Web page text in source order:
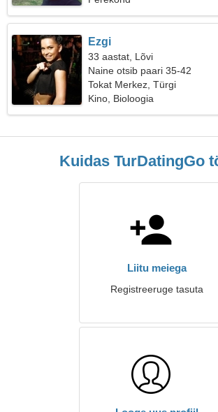
Ezgi
33 aastat, Lõvi
Naine otsib paari 35-42
Tokat Merkez, Türgi
Kino, Bioloogia
Kuidas TurDatingGo
Liitu meiega
Registreeruge tasuta